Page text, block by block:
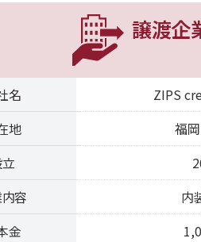
譲渡企
名
ZIPS
地
福
容
内
金